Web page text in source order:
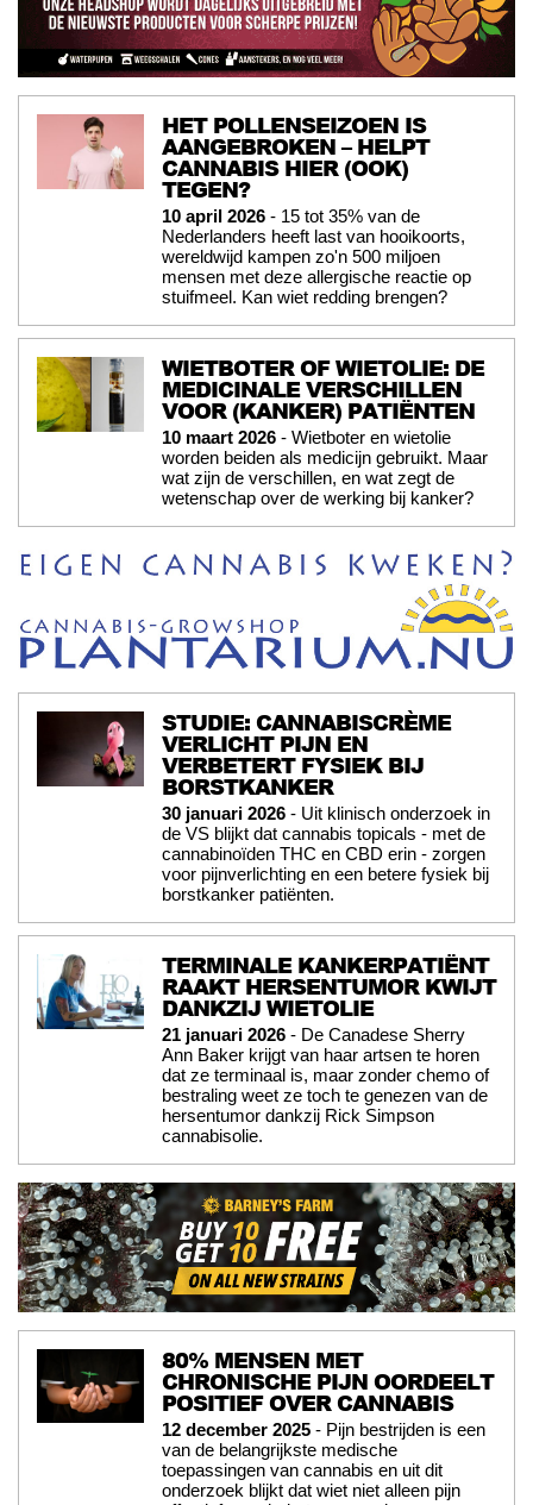
HET POLLENSEIZOEN IS
AANGEBROKEN – HELPT
CANNABIS HIER (OOK)
TEGEN?
10 april 2026 - 15 tot 35% van de
Nederlanders heeft last van hooikoorts,
wereldwijd kampen zo'n 500 miljoen
mensen met deze allergische reactie op
stuifmeel. Kan wiet redding brengen?
WIETBOTER OF WIETOLIE: DE
MEDICINALE VERSCHILLEN
VOOR (KANKER) PATIËNTEN
10 maart 2026 - Wietboter en wietolie
worden beiden als medicijn gebruikt. Maar
wat zijn de verschillen, en wat zegt de
wetenschap over de werking bij kanker?
STUDIE: CANNABISCRÈME
VERLICHT PIJN EN
VERBETERT FYSIEK BIJ
BORSTKANKER
30 januari 2026 - Uit klinisch onderzoek in
de VS blijkt dat cannabis topicals - met de
cannabinoïden THC en CBD erin - zorgen
voor pijnverlichting en een betere fysiek bij
borstkanker patiënten.
TERMINALE KANKERPATIËNT
RAAKT HERSENTUMOR KWIJT
DANKZIJ WIETOLIE
21 januari 2026 - De Canadese Sherry
Ann Baker krijgt van haar artsen te horen
dat ze terminaal is, maar zonder chemo of
bestraling weet ze toch te genezen van de
hersentumor dankzij Rick Simpson
cannabisolie.
80% MENSEN MET
CHRONISCHE PIJN OORDEELT
POSITIEF OVER CANNABIS
12 december 2025 - Pijn bestrijden is een
van de belangrijkste medische
toepassingen van cannabis en uit dit
onderzoek blijkt dat wiet niet alleen pijn